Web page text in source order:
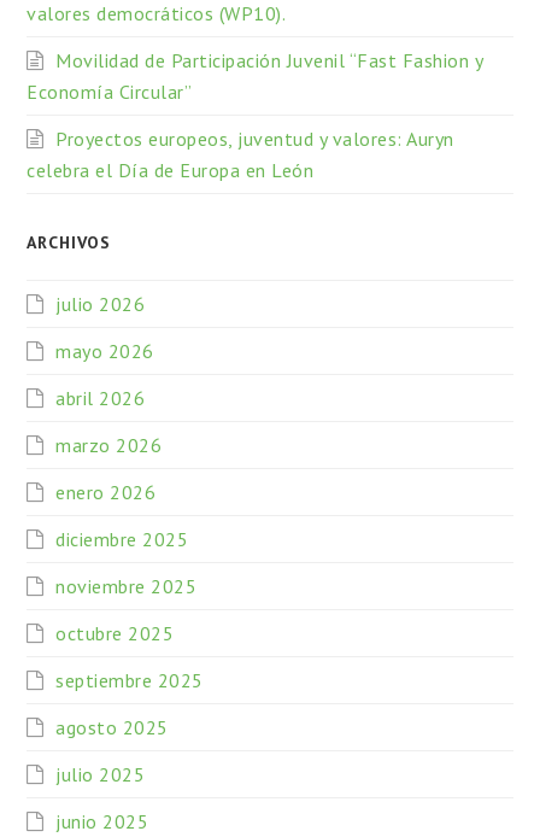
valores democráticos (WP10).
Movilidad de Participación Juvenil “Fast Fashion y
Economía Circular”
Proyectos europeos, juventud y valores: Auryn
celebra el Día de Europa en León
ARCHIVOS
julio 2026
mayo 2026
abril 2026
marzo 2026
enero 2026
diciembre 2025
noviembre 2025
octubre 2025
septiembre 2025
agosto 2025
julio 2025
junio 2025